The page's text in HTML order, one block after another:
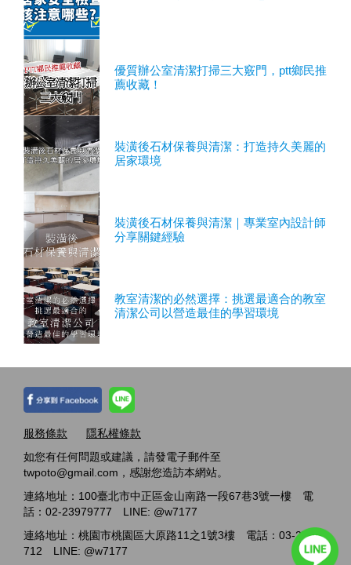
優質辦公室清潔打掃三大竅門，ptt鄉民推
薦收藏！
裝潢後石材保養與清潔：打造持久美麗的
居家環境
裝潢後石材保養與清潔｜專業室內設計師
分享關鍵經驗
教室清潔的必然選擇：挑選最適合的教室
清潔公司以營造最佳的學習環境
服務條款
隱私權條款
如您有任何問題或建議，請發電子郵件至
twpoto@gmail.com，感謝您造訪本網站。
連絡地址：100臺北市中正區金山南路一段67巷3號一樓 電
話：02-23979777 LINE: @w7177
連絡地址：桃園市桃園區大原路11之1號3樓 電話：03-2717-
712 LINE: @w7177